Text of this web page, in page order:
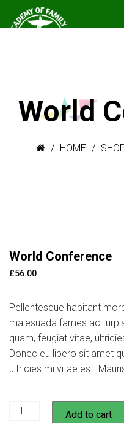
World
HOME
World Conference
£56.00
Pellentesque habitant
malesuada fames ac
quam, feugiat vitae,
Donec eu libero sit amet
ultricies mi vitae est.
World
Add to cart